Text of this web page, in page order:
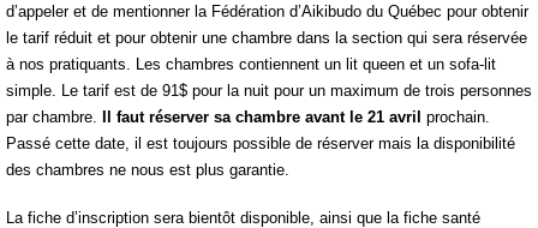
d’appeler et de mentionner la Fédération d’Aikibudo du Québec pour obtenir
le tarif réduit et pour obtenir une chambre dans la section qui sera réservée
à nos pratiquants . Les chambres contiennent un lit queen et un sofa-lit
simple. Le tarif est de 91$ pour la nuit pour un maximum de trois personnes
par chambre.
Il faut réserver sa chambre avant le 21 avril prochain.
Passé cette date, il est toujours possible de réserver mais la disponibilité
des chambres ne nous est plus garantie.
La fiche d’inscription sera bientôt disponible, ainsi que la fiche santé